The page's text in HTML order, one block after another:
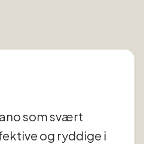
som svært
og ryddige i